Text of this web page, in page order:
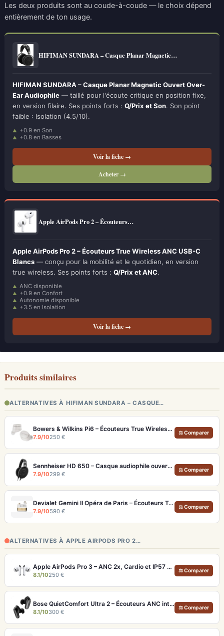
Les deux produits sont au coude-à-coude — le choix dépend
entièrement de ton usage.
HIFIMAN SUNDARA – Casque Planar Magnetic…
HIFIMAN SUNDARA – Casque Planar Magnetic Ouvert Over-
Ear Audiophile — taillé pour l'écoute critique en position fixe,
en version filaire. Ses points forts : Q/Prix et Son. Son point
faible : Isolation (4.5/10).
+0.9 en Son
+0.8 en Basses
Voir la fiche →
Acheter →
Apple AirPods Pro 2 – Écouteurs…
Apple AirPods Pro 2 – Écouteurs True Wireless ANC USB-C
Blancs — conçu pour la mobilité et le quotidien, en version
true wireless. Ses points forts : Q/Prix et ANC.
ANC disponible
+0.9 en Confort
Autonomie disponible
+3.5 en Isolation
Voir la fiche →
Produits similaires
ALTERNATIVES À HIFIMAN SUNDARA – CASQUE…
Bowers & Wilkins Pi6 – Écouteurs True Wireless audiophiles avec ANC adaptatif
7.9/10250 €
⚖ Comparer
Sennheiser HD 650 – Casque audiophile ouvert pour l'écoute analytique
7.9/10299 €
⚖ Comparer
Devialet Gemini II Opéra de Paris – Écouteurs True Wireless audiophiles plaqués or
7.9/10590 €
⚖ Comparer
ALTERNATIVES À APPLE AIRPODS PRO 2…
Apple AirPods Pro 3 – ANC 2x, Cardio et IP57 pour Écosystème iOS
8.1/10250 €
⚖ Comparer
Bose QuietComfort Ultra 2 – Écouteurs ANC intra-auriculaires avec son immersif
8.1/10300 €
⚖ Comparer